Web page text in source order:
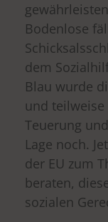
Bodenlose
dem
Blau wurde
und
Teuerung
Lage noch.
der EU zum
beraten,
sozialen